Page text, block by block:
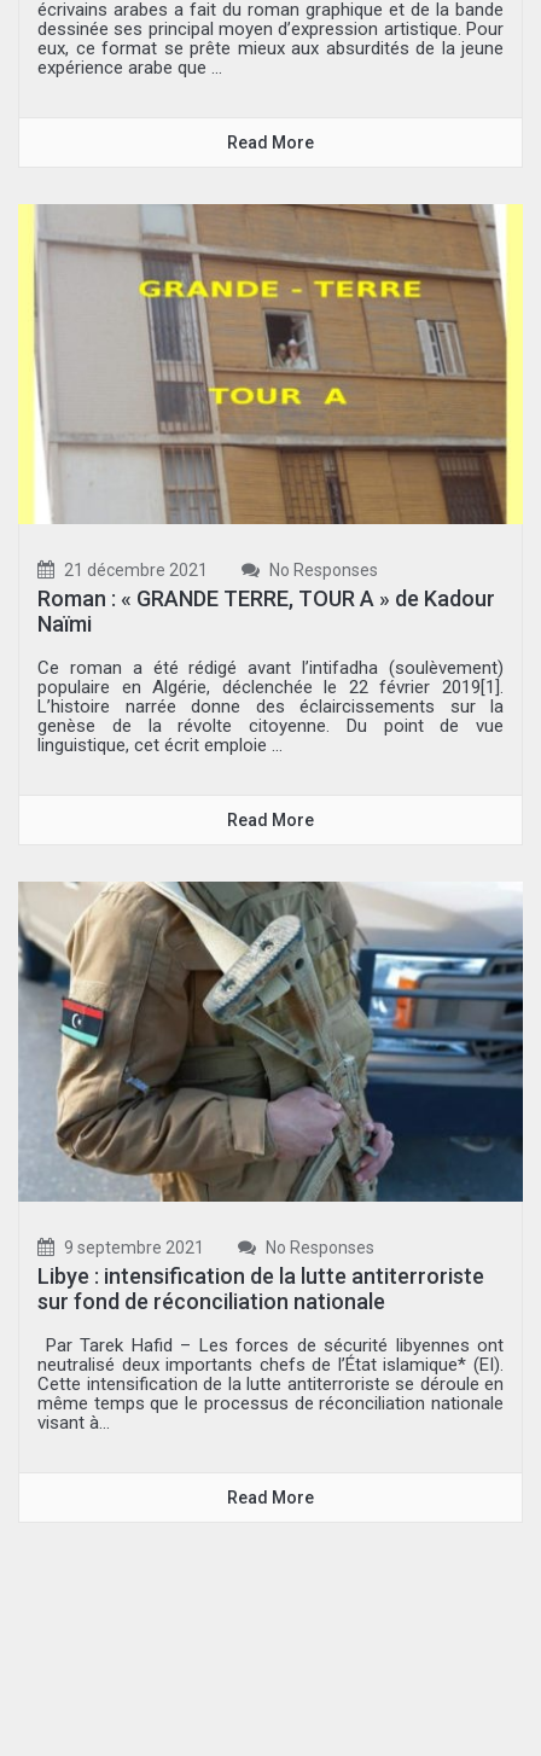
écrivains arabes a fait du roman graphique et de la bande
dessinée ses principal moyen d’expression artistique. Pour
eux, ce format se prête mieux aux absurdités de la jeune
expérience arabe que ...
Read More
21 décembre 2021 No Responses
Roman : « GRANDE TERRE, TOUR A » de Kadour
Naïmi
Ce roman a été rédigé avant l’intifadha (soulèvement)
populaire en Algérie, déclenchée le 22 février 2019[1].
L’histoire narrée donne des éclaircissements sur la
genèse de la révolte citoyenne. Du point de vue
linguistique, cet écrit emploie ...
Read More
9 septembre 2021 No Responses
Libye : intensification de la lutte antiterroriste
sur fond de réconciliation nationale
Par Tarek Hafid – Les forces de sécurité libyennes ont
neutralisé deux importants chefs de l’État islamique* (EI).
Cette intensification de la lutte antiterroriste se déroule en
même temps que le processus de réconciliation nationale
visant à...
Read More